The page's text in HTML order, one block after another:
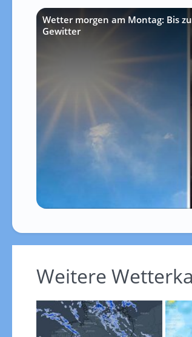
Wetter morgen am Montag: Bis
Gewitter
Weitere